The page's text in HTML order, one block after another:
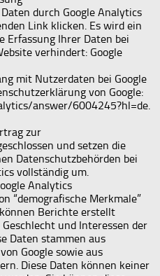
durch Google Analytics
Link klicken. Es wird ein
Erfassung Ihrer Daten bei
verhindert: Google
mit Nutzerdaten bei Google
von Google:
answer/6004245?hl=de.
zur
und setzen die
Datenschutzbehörden bei
vollständig um.
Analytics
“demografische Merkmale”
Berichte erstellt
und Interessen der
Daten stammen aus
Google sowie aus
Diese Daten können keiner